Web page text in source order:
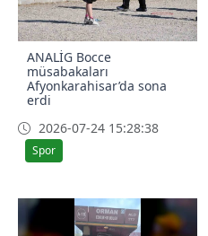
ANALİG Bocce
müsabakaları
Afyonkarahisar’da sona
erdi
2026-07-24 15:28:38
Spor